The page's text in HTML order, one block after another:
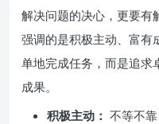
解决问题的决心，更要有
强调的是积极主动、富有
单地完成任务，而是追求
成果。
积极主动： 不等不